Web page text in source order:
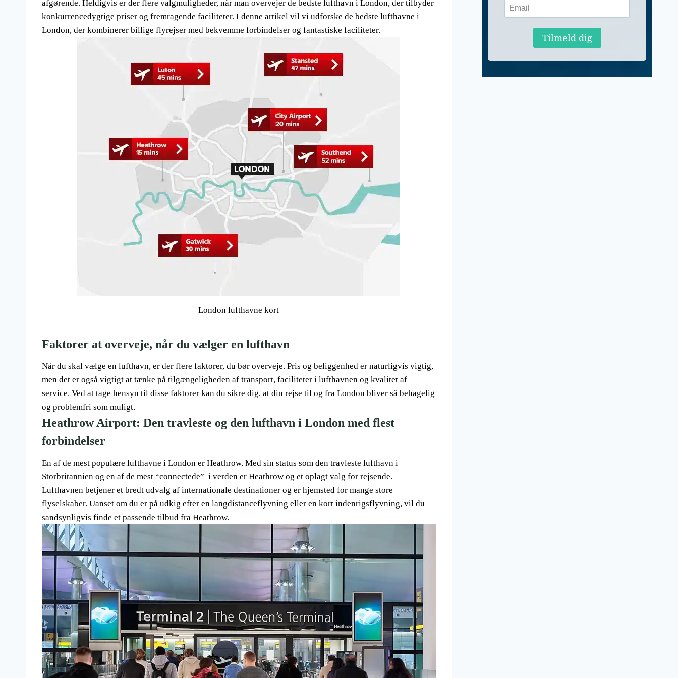
afgørende. Heldigvis er der flere valgmuligheder, når man overvejer de bedste lufthavn i London, der tilbyder
konkurrencedygtige priser og fremragende faciliteter. I denne artikel vil vi udforske de bedste lufthavne i
London, der kombinerer billige flyrejser med bekvemme forbindelser og fantastiske faciliteter.
London lufthavne kort
Faktorer at overveje, når du vælger en lufthavn
Når du skal vælge en lufthavn, er der flere faktorer, du bør overveje. Pris og beliggenhed er naturligvis vigtig,
men det er også vigtigt at tænke på tilgængeligheden af transport, faciliteter i lufthavnen og kvalitet af
service. Ved at tage hensyn til disse faktorer kan du sikre dig, at din rejse til og fra London bliver så behagelig
og problemfri som muligt.
Heathrow Airport: Den travleste og den lufthavn i London med flest
forbindelser
En af de mest populære lufthavne i London er Heathrow. Med sin status som den travleste lufthavn i
Storbritannien og en af de mest “connectede” i verden er Heathrow og et oplagt valg for rejsende.
Lufthavnen betjener et bredt udvalg af internationale destinationer og er hjemsted for mange store
flyselskaber. Uanset om du er på udkig efter en langdistanceflyvning eller en kort indenrigsflyvning, vil du
sandsynligvis finde et passende tilbud fra Heathrow.
Tilmeld dig